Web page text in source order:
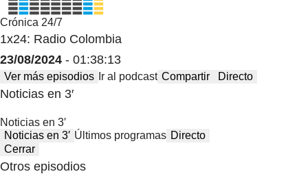
Crónica 24/7
1x24: Radio Colombia
23/08/2024 - 01:38:13
Ver más episodios Ir al podcast Compartir Directo
Noticias en 3′
Noticias en 3′
Noticias en 3′ Últimos programas Directo
Cerrar
Otros episodios